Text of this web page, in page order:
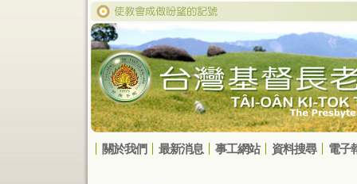
關於我們 最新消息 事工網站 資料搜尋 電子